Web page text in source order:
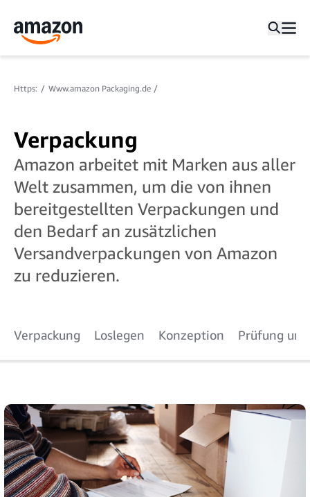
Https: Www.amazon Packaging.de
Verpackung
Amazon arbeitet mit Marken aus aller
Welt zusammen, um die von ihnen
bereitgestellten Verpackungen und
den Bedarf an zusätzlichen
Versandverpackungen von Amazon
zu reduzieren.
Verpackung Loslegen Konzeption Prüfung